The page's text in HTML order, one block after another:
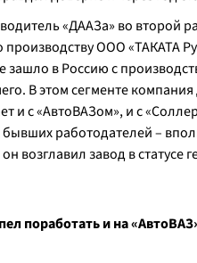
«ДААЗа» во второй
производству ООО «ТАКАТА
зашло в Россию с
В этом сегменте
и с «АвтоВАЗом», и с
работодателей –
он возглавил завод в
поработать и на